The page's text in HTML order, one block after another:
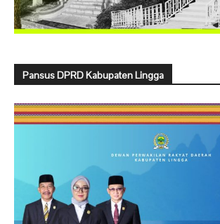
Pansus DPRD Kabupaten Lingga